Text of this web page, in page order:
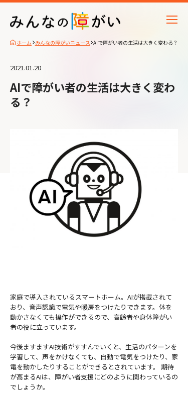
ホーム みんなの障がいニュース AIで障がい者の生活は大きく変わる？
2021.01.20
AIで障がい者の生活は大きく変わ
る？
家庭で導入されているスマートホーム。AIが搭載されて
おり、音声認識で電気や暖房をつけたりできます。体を
動かさなくても操作ができるので、高齢者や身体障がい
者の役に立っています。
今後ますますAI技術がすすんでいくと、生活のパターンを
学習して、声をかけなくても、自動で電気をつけたり、家
電を動かしたりすることができるとされています。 期待
が高まるAIは、障がい者支援にどのように関わっているの
でしょうか。